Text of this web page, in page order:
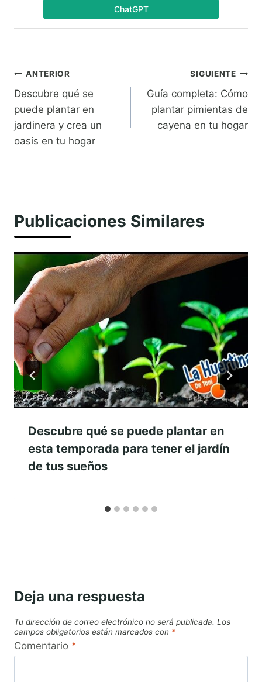
ChatGPT
Navegación
de
entradas
ANTERIOR
Descubre qué se
puede plantar en
jardinera y crea un
oasis en tu hogar
SIGUIENTE
Guía completa: Cómo
plantar pimientas de
cayena en tu hogar
Publicaciones Similares
Descubre qué se puede plantar en
esta temporada para tener el jardín
de tus sueños
Deja una respuesta
Tu dirección de correo electrónico no será publicada. Los
campos obligatorios están marcados con *
Comentario *